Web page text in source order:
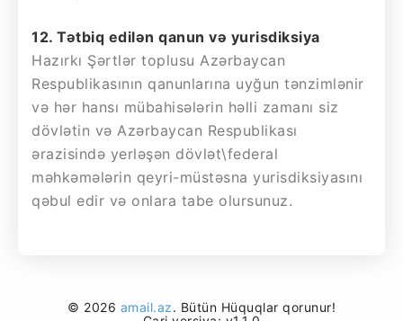
12. Tətbiq edilən qanun və yurisdiksiya
Hazırkı Şərtlər toplusu Azərbaycan
Respublikasının qanunlarına uyğun tənzimlənir
və hər hansı mübahisələrin həlli zamanı siz
dövlətin və Azərbaycan Respublikası
ərazisində yerləşən dövlət\federal
məhkəmələrin qeyri-müstəsna yurisdiksiyasını
qəbul edir və onlara tabe olursunuz.
© 2026 amail.az. Bütün Hüquqlar qorunur!